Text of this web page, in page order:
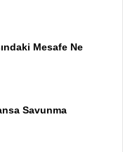
Mesafe Ne
Savunma